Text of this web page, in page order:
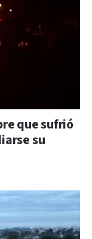
que sufrió
su